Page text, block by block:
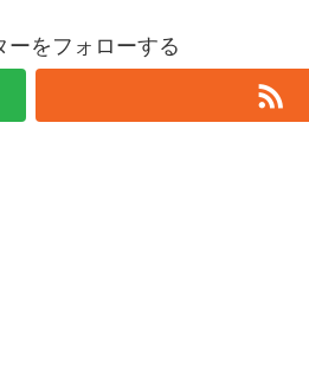
ーをフォローする